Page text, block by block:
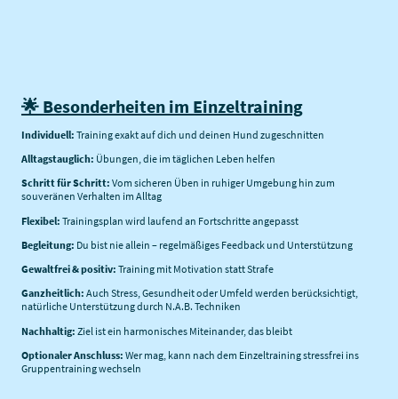
🌟 Besonderheiten im Einzeltraining
Individuell: Training exakt auf dich und deinen Hund zugeschnitten
Alltagstauglich: Übungen, die im täglichen Leben helfen
Schritt für Schritt: Vom sicheren Üben in ruhiger Umgebung hin zum
souveränen Verhalten im Alltag
Flexibel: Trainingsplan wird laufend an Fortschritte angepasst
Begleitung: Du bist nie allein – regelmäßiges Feedback und Unterstützung
Gewaltfrei & positiv: Training mit Motivation statt Strafe
Ganzheitlich: Auch Stress, Gesundheit oder Umfeld werden berücksichtigt,
natürliche Unterstützung durch N.A.B. Techniken
Nachhaltig: Ziel ist ein harmonisches Miteinander, das bleibt
Optionaler Anschluss: Wer mag, kann nach dem Einzeltraining stressfrei ins
Gruppentraining wechseln